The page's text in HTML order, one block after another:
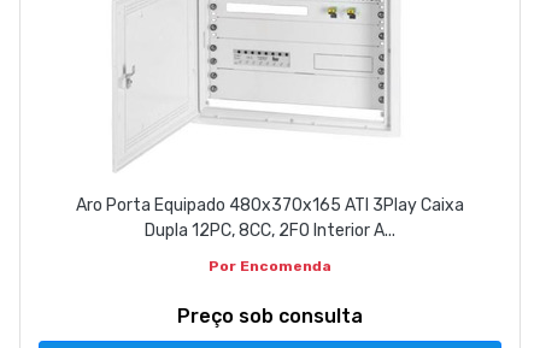
Aro Porta Equipado 480x370x165 ATI 3Play Caixa
Dupla 12PC, 8CC, 2FO Interior A...
Por Encomenda
Preço sob consulta